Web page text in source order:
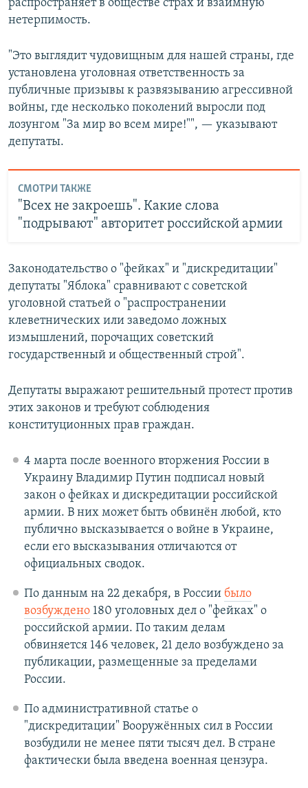
распространяет в обществе страх и взаимную
нетерпимость.
"Это выглядит чудовищным для нашей страны, где
установлена уголовная ответственность за
публичные призывы к развязыванию агрессивной
войны, где несколько поколений выросли под
лозунгом "За мир во всем мире!"", — указывают
депутаты.
СМОТРИ ТАКЖЕ
"Всех не закроешь". Какие слова
"подрывают" авторитет российской армии
Законодательство о "фейках" и "дискредитации"
депутаты "Яблока" сравнивают с советской
уголовной статьей о "распространении
клеветнических или заведомо ложных
измышлений, порочащих советский
государственный и общественный строй".
Депутаты выражают решительный протест против
этих законов и требуют соблюдения
конституционных прав граждан.
4 марта после военного вторжения России в
Украину Владимир Путин подписал новый
закон о фейках и дискредитации российской
армии. В них может быть обвинён любой, кто
публично высказывается о войне в Украине,
если его высказывания отличаются от
официальных сводок.
По данным на 22 декабря, в России было
возбуждено180 уголовных дел о "фейках" о
российской армии. По таким делам
обвиняется 146 человек, 21 дело возбуждено за
публикации, размещенные за пределами
России.
По административной статье о
"дискредитации" Вооружённых сил в России
возбудили не менее пяти тысяч дел. В стране
фактически была введена военная цензура.